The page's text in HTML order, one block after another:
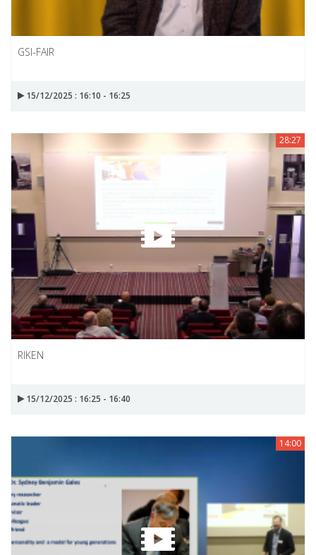
GSI-FAIR
15/12/2025 : 16:10 - 16:25
28:27
RIKEN
15/12/2025 : 16:25 - 16:40
14:00